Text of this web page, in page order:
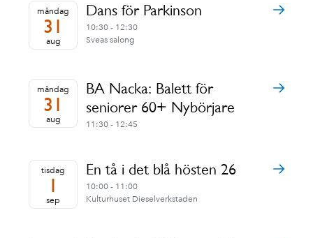
måndag
31
aug
Dans för Parkinson
10:30 - 12:30
Sveas salong
måndag
31
aug
BA Nacka: Balett för
seniorer 60+ Nybörjare
11:30 - 12:45
tisdag
1
sep
En tå i det blå hösten 26
10:00 - 11:00
Kulturhuset Dieselverkstaden